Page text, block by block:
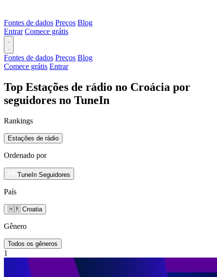
Fontes de dados Preços Blog
Entrar Comece grátis
Fontes de dados Preços Blog
Comece grátis Entrar
Top Estações de rádio no Croácia por
seguidores no TuneIn
Rankings
Estações de rádio
Ordenado por
TuneIn Seguidores
País
🇭🇷 Croatia
Gênero
Todos os gêneros
1